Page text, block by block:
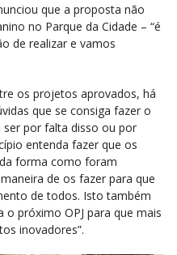
que a proposta não
no Parque da Cidade – “é
de realizar e vamos
os projetos aprovados, há
que se consiga fazer o
por falta disso ou por
entenda fazer que os
forma como foram
de os fazer para que
de todos. Isto também
próximo OPJ para que mais
inovadores”.